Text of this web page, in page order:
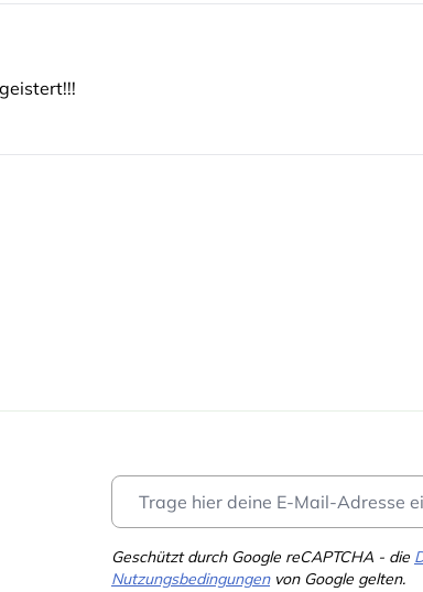
Geschützt durch Google reCAPTCHA - die
Nutzungsbedingungenvon Google gelten.